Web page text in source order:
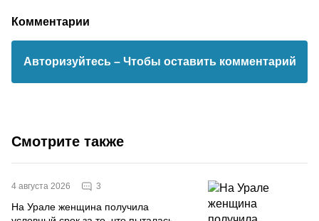
Комментарии
Авторизуйтесь – Чтобы оставить комментарий
Смотрите также
4 августа 2026 3
На Урале женщина получила